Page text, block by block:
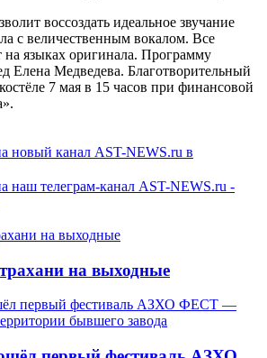
воссоздать идеальное звучание
с величественным вокалом. Все
на языках оригинала. Программу
Елена Медведева. Благотворительный
7 мая в 15 часов при финансовой
новый канал AST-NEWS.ru в
наш телеграм-канал AST-NEWS.ru -
на выходные